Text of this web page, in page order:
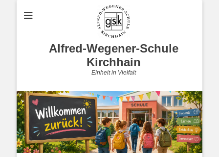
Alfred-Wegener-Schule
Kirchhain
Einheit in Vielfalt